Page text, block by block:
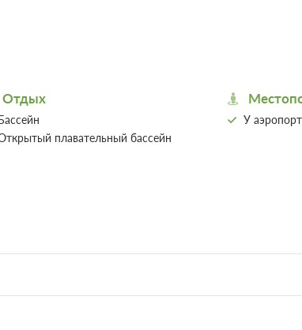
Отдых
Бассейн
плавательный бассейн
У